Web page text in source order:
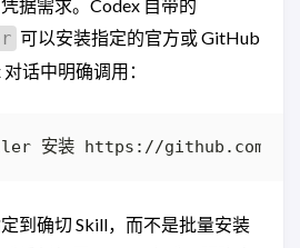
据需求。Codex 自带的
可以安装指定的官方或 GitHub
话中明确调用：
到确切 Skill，而不是批量安装